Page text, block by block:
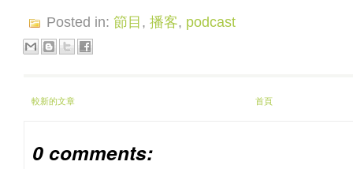
Posted in: 節目, 播客, podcast
較新的文章 首頁
0 comments: